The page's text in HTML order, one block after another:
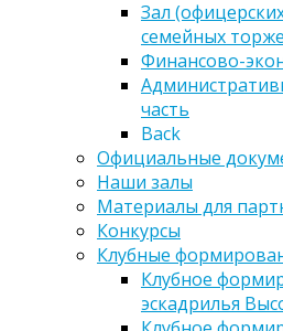
Зал
семейных
Финансово-
часть
Back
Официальные
Наши залы
Материалы для
Конкурсы
Клубные
Клубное
эскадрилья